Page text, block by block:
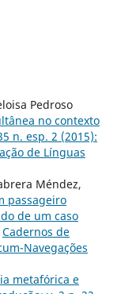
Pedroso
no contexto
n. esp. 2 (2015):
de Línguas
Méndez,
passageiro
de um caso
Cadernos de
Navegações
metafórica e